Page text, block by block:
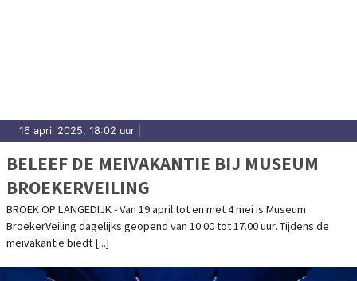
16 april 2025, 18:02 uur
BELEEF DE MEIVAKANTIE BIJ MUSEUM
BROEKERVEILING
BROEK OP LANGEDIJK - Van 19 april tot en met 4 mei is Museum
BroekerVeiling dagelijks geopend van 10.00 tot 17.00 uur. Tijdens de
meivakantie biedt [...]